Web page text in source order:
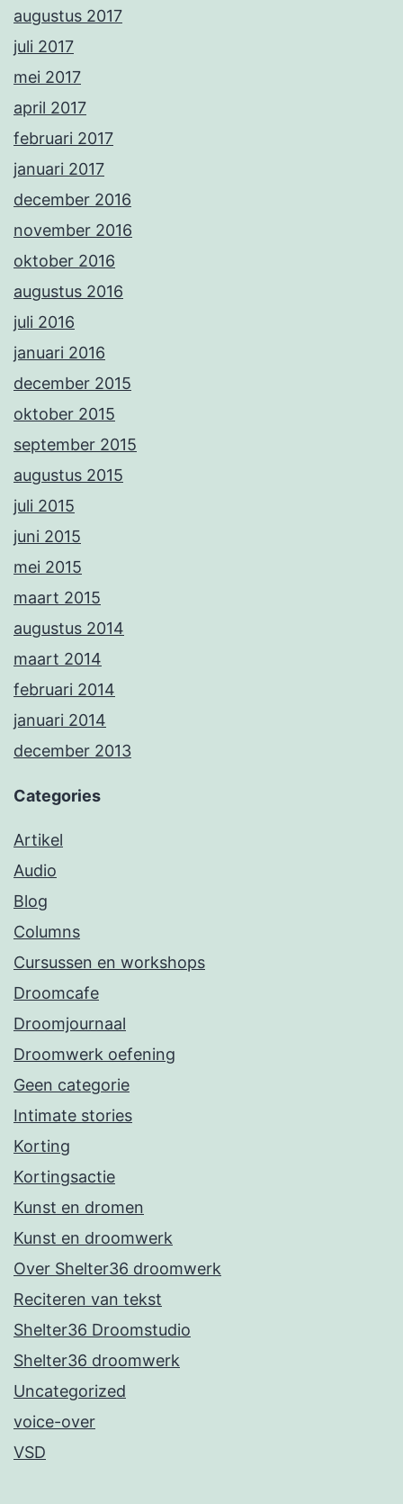
augustus 2017
juli 2017
mei 2017
april 2017
februari 2017
januari 2017
december 2016
november 2016
oktober 2016
augustus 2016
juli 2016
januari 2016
december 2015
oktober 2015
september 2015
augustus 2015
juli 2015
juni 2015
mei 2015
maart 2015
augustus 2014
maart 2014
februari 2014
januari 2014
december 2013
Categories
Artikel
Audio
Blog
Columns
Cursussen en workshops
Droomcafe
Droomjournaal
Droomwerk oefening
Geen categorie
Intimate stories
Korting
Kortingsactie
Kunst en dromen
Kunst en droomwerk
Over Shelter36 droomwerk
Reciteren van tekst
Shelter36 Droomstudio
Shelter36 droomwerk
Uncategorized
voice-over
VSD